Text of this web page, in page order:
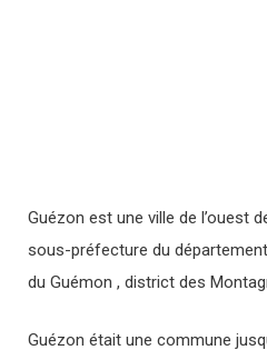
Guézon est une ville de l’ouest
sous-préfecture du
du Guémon , district des
Guézon était une commune